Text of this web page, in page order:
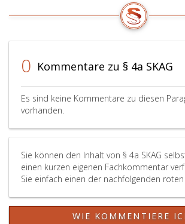
und
zu
Zwecken
der
des
jene
aus
Ärzteliste,
der
Zahnärzteliste
und
der
0 Kommentare zu § 4a SKAG
Es sind keine Kommentare zu diesen
vorhanden.
Sie können den Inhalt von § 4a SKAG
einen kurzen eigenen Fachkommentar
Sie einfach einen der nachfolgenden
WIE KOMMENTIERE